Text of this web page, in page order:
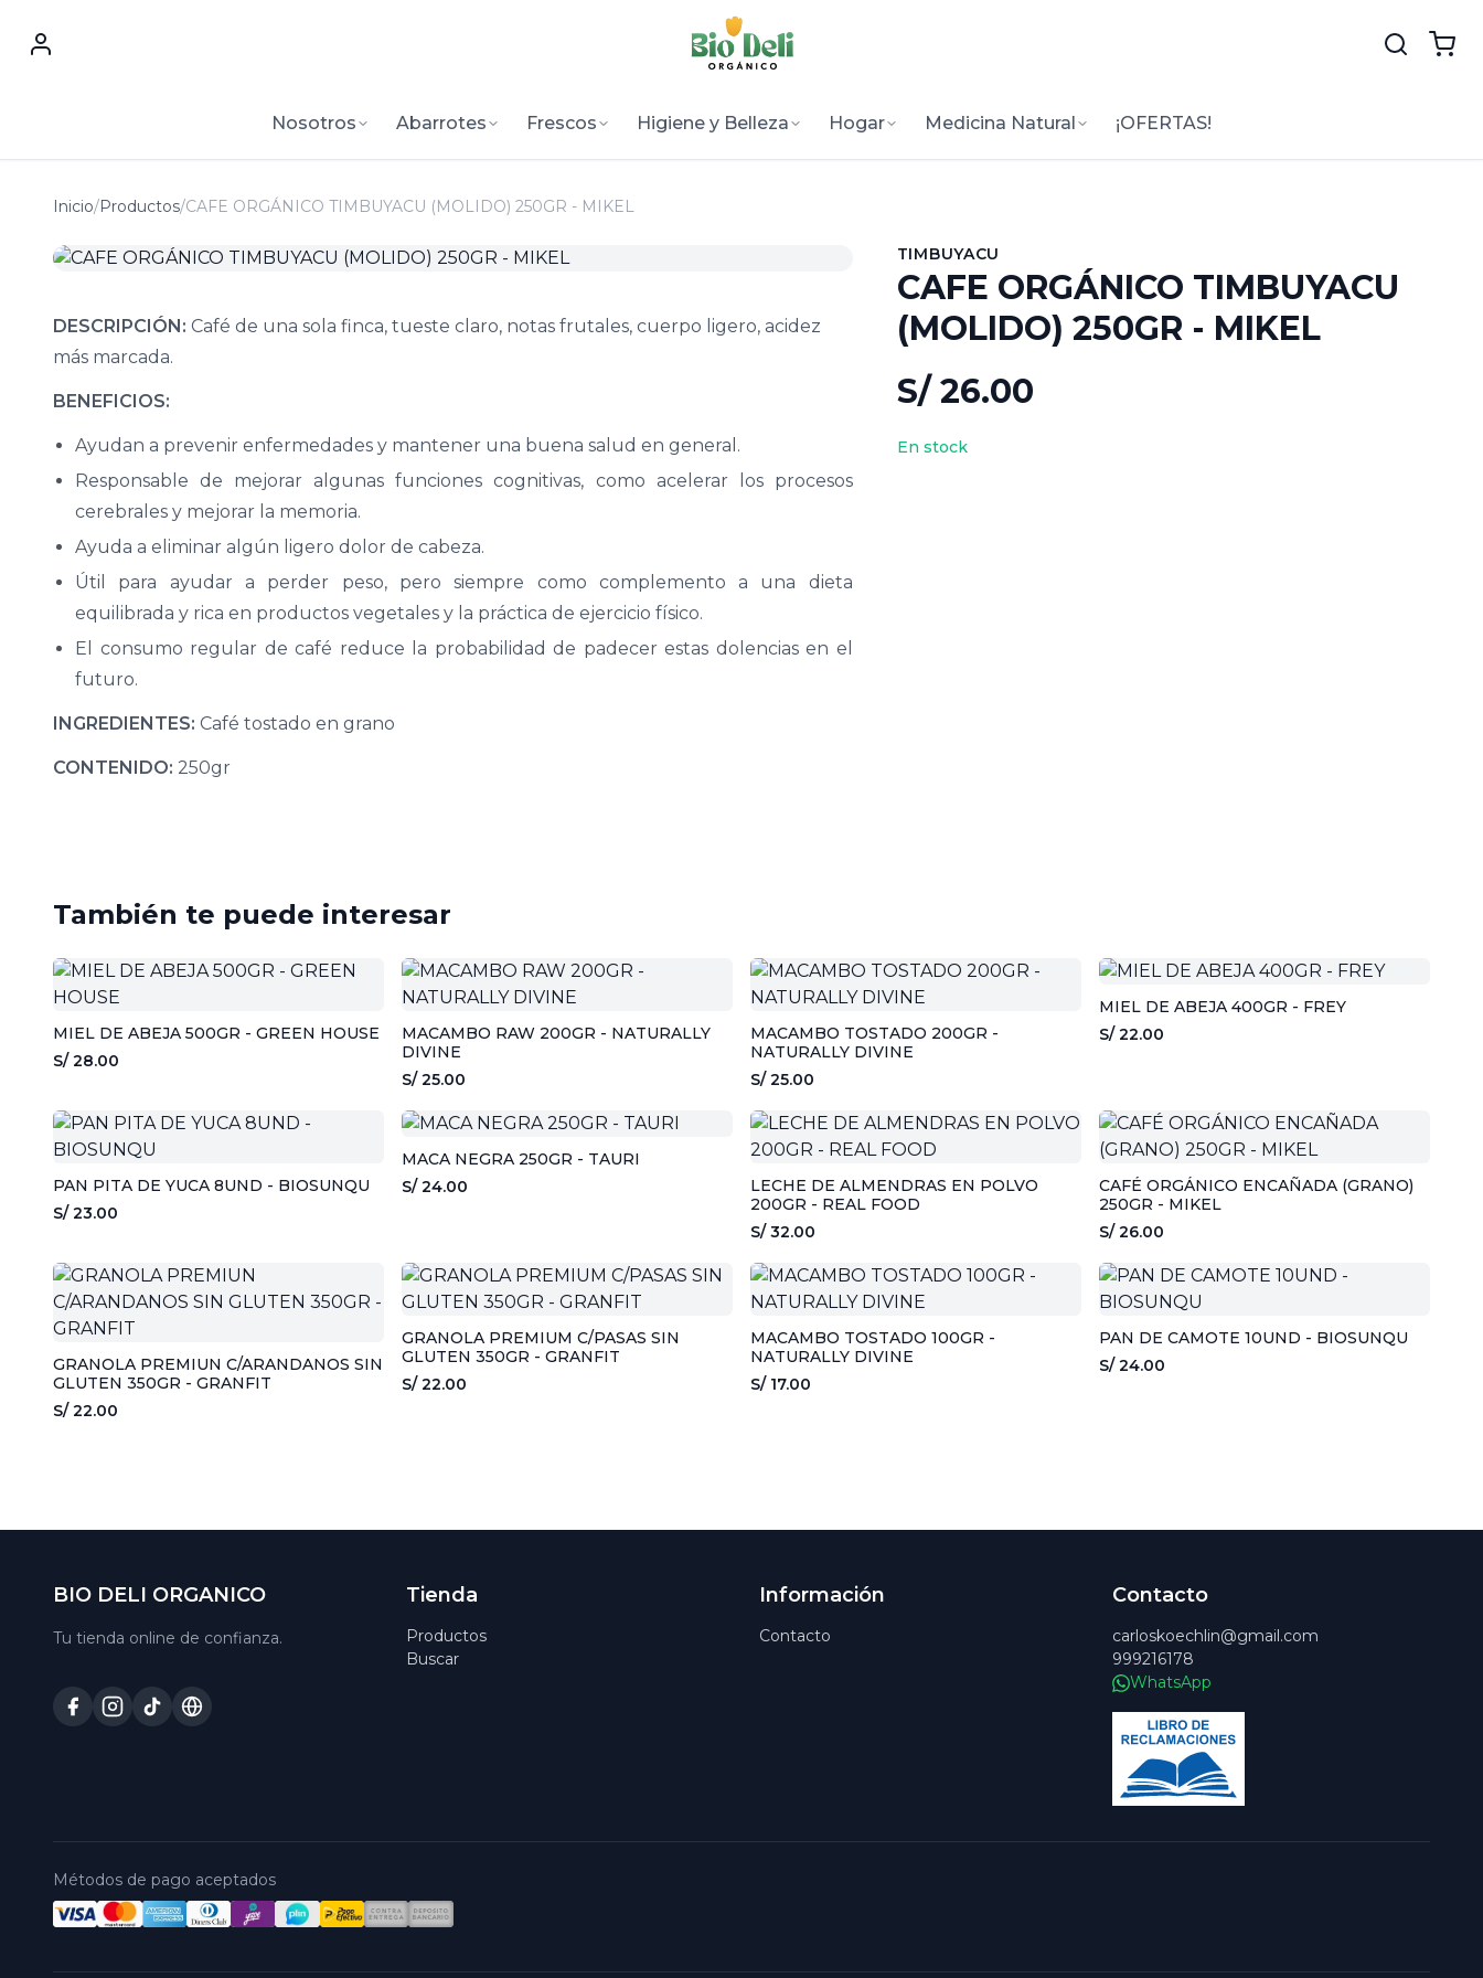
Nosotros Abarrotes Frescos Higiene y Belleza Hogar Medicina Natural ¡OFERTAS!
Inicio/Productos/CAFE ORGÁNICO TIMBUYACU (MOLIDO) 250GR - MIKEL
TIMBUYACU
CAFE ORGÁNICO TIMBUYACU
(MOLIDO) 250GR - MIKEL
S/ 26.00
En stock
DESCRIPCIÓN: Café de una sola finca, tueste claro, notas frutales, cuerpo ligero, acidez
más marcada.
BENEFICIOS:
Ayudan a prevenir enfermedades y mantener una buena salud en general.
Responsable de mejorar algunas funciones cognitivas, como acelerar los procesos
cerebrales y mejorar la memoria.
Ayuda a eliminar algún ligero dolor de cabeza.
Útil para ayudar a perder peso, pero siempre como complemento a una dieta
equilibrada y rica en productos vegetales y la práctica de ejercicio físico.
El consumo regular de café reduce la probabilidad de padecer estas dolencias en el
futuro.
INGREDIENTES: Café tostado en grano
CONTENIDO: 250gr
También te puede interesar
MIEL DE ABEJA 500GR - GREEN HOUSE
S/ 28.00
MACAMBO RAW 200GR - NATURALLY
DIVINE
S/ 25.00
MACAMBO TOSTADO 200GR -
NATURALLY DIVINE
S/ 25.00
MIEL DE ABEJA 400GR - FREY
S/ 22.00
PAN PITA DE YUCA 8UND - BIOSUNQU
S/ 23.00
MACA NEGRA 250GR - TAURI
S/ 24.00
LECHE DE ALMENDRAS EN POLVO
200GR - REAL FOOD
S/ 32.00
CAFÉ ORGÁNICO ENCAÑADA (GRANO)
250GR - MIKEL
S/ 26.00
GRANOLA PREMIUN C/ARANDANOS SIN
GLUTEN 350GR - GRANFIT
S/ 22.00
GRANOLA PREMIUM C/PASAS SIN
GLUTEN 350GR - GRANFIT
S/ 22.00
MACAMBO TOSTADO 100GR -
NATURALLY DIVINE
S/ 17.00
PAN DE CAMOTE 10UND - BIOSUNQU
S/ 24.00
BIO DELI ORGANICO
Tu tienda online de confianza.
Tienda
Productos
Buscar
Información
Contacto
Contacto
carloskoechlin@gmail.com
999216178
WhatsApp
Métodos de pago aceptados